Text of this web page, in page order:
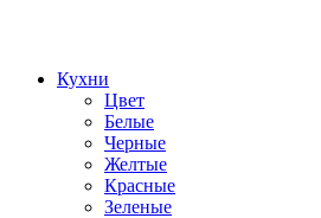
Кухни
Цвет
Белые
Черные
Желтые
Красные
Зеленые